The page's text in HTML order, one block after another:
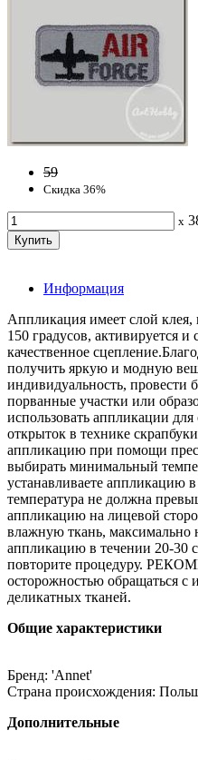
59
Скидка 36%
x
Информация
Аппликация имеет слой клея,
150 градусов, активируется и
качественное
получить яркую и модную
индивидуальность,
порванные участки или
использовать аппликации
открыток в технике
аппликацию при помощи
выбирать минимальный
устанавливаете аппликацию
температура не должна
аппликацию на лицевой
влажную ткань, максимально
аппликацию в течении 20-30
повторите процедуру.
осторожностью обращаться с
деликатных тканей.
Общие характеристики
Бренд: 'Annet'
Страна происхождения:
Дополнительные